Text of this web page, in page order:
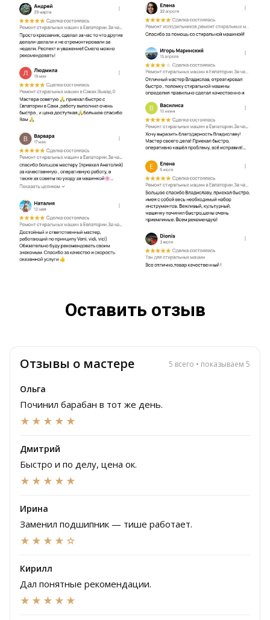
Оставить отзыв
Отзывы о мастере 5 всего • показываем 5
Ольга
Починил барабан в тот же день.
★★★★★
Дмитрий
Быстро и по делу, цена ок.
★★★★★
Ирина
Заменил подшипник — тише работает.
★★★★☆
Кирилл
Дал понятные рекомендации.
★★★★★